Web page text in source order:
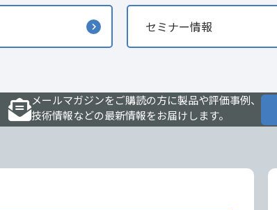
セミナー情報
メールマガジンをご購読の方に製品や評価事例、
技術情報などの最新情報をお届けします。